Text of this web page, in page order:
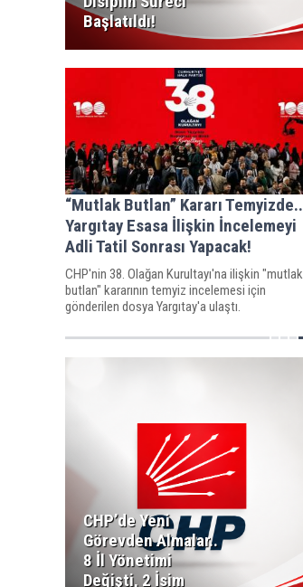
Başlatıldı!
“Mutlak Butlan” Kararı Temyizde..
Yargıtay Esasa İlişkin İncelemeyi
Adli Tatil Sonrası Yapacak!
CHP'nin 38. Olağan Kurultayı'na ilişkin "mutlak
butlan" kararının temyiz incelemesi için
gönderilen dosya Yargıtay'a ulaştı.
CHP’de Yeni
Görevden Almalar..
8 İl Yönetimi
Değişti, 2 İsim